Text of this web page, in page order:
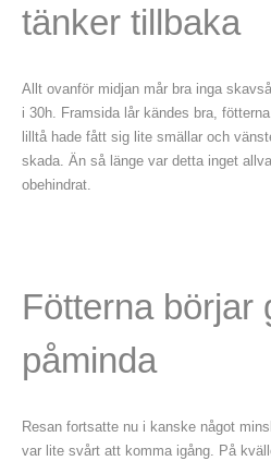
tänker tillbaka
Allt ovanför midjan mår bra inga
i 30h. Framsida lår kändes bra,
lilltå hade fått sig lite smällar och
skada. Än så länge var detta inget
obehindrat.
Fötterna börjar
påminda
Resan fortsatte nu i kanske något
var lite svårt att komma igång. På